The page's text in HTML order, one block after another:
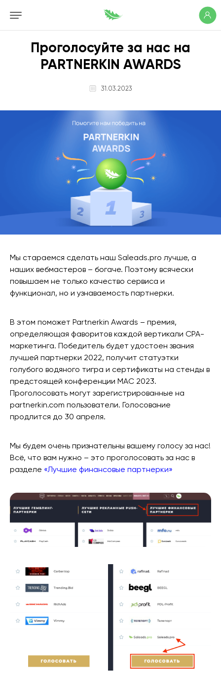
Проголосуйте за нас на
PARTNERKIN AWARDS
31.03.2023
Мы стараемся сделать наш Saleads.pro лучше, а
наших вебмастеров – богаче. Поэтому всячески
повышаем не только качество сервиса и
функционал, но и узнаваемость партнерки.
В этом поможет Partnerkin Awards – премия,
определяющая фаворитов каждой вертикали CPA-
маркетинга. Победитель будет удостоен звания
лучшей партнерки 2022, получит статуэтки
голубого водяного тигра и сертификаты на стенды в
предстоящей конференции MAC 2023.
Проголосовать могут зарегистрированные на
partnerkin.com пользователи. Голосование
продлится до 30 апреля.
Мы будем очень признательны вашему голосу за нас!
Всё, что вам нужно – это проголосовать за нас в
разделе «Лучшие финансовые партнерки»